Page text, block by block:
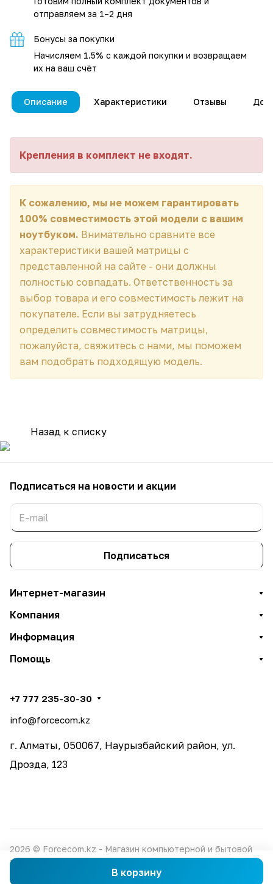
В корзину
отправляем за 1–2 дня
Бонусы за покупки
Начисляем 1.5% с каждой покупки и возвращаем
их на ваш счёт
Описание Характеристики Отзывы
Крепления в комплект не входят.
К сожалению, мы не можем гарантировать
100% совместимость этой модели с вашим
ноутбуком. Внимательно сравните все
характеристики вашей матрицы с
представленной на сайте - они должны
полностью совпадать. Ответственность за
выбор товара и его совместимость лежит на
покупателе. Если вы затрудняетесь
определить совместимость матрицы,
пожалуйста, свяжитесь с нами, мы поможем
вам подобрать подходящую модель.
Назад к списку
Подписаться на новости и акции
Подписаться
Интернет-магазин
Компания
Информация
Помощь
+7 777 235-30-30
info@forcecom.kz
г. Алматы, 050067, Наурызбайский район, ул.
Дрозда, 123
2026 © Forcecom.kz - Магазин компьютерной и бытовой
техники